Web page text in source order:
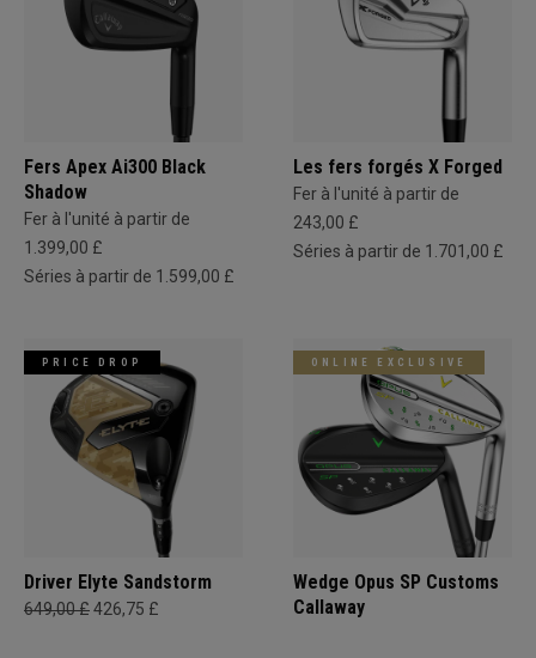
Fers Apex Ai300 Black
Shadow
Fer à l'unité à partir de
1.399,00 £
Séries à partir de 1.599,00 £
Les fers forgés X Forged
Fer à l'unité à partir de
243,00 £
Séries à partir de 1.701,00 £
PRICE DROP
Driver Elyte Sandstorm
649,00 £426,75 £
ONLINE EXCLUSIVE
Wedge Opus SP Customs
Callaway